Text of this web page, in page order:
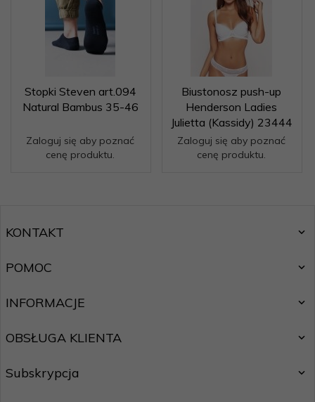
Stopki Steven art.094
Natural Bambus 35-46
Zaloguj się aby poznać
cenę produktu.
Biustonosz push-up
Henderson Ladies
Julietta (Kassidy) 23444
Zaloguj się aby poznać
cenę produktu.
KONTAKT
POMOC
INFORMACJE
OBSŁUGA KLIENTA
Subskrypcja